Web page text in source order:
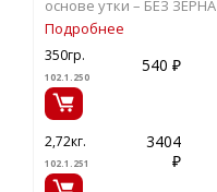
основе утки – БЕЗ ЗЕРНА
Подробнее
350гр.
102.1.250
540 ₽
2,72кг.
102.1.251
3404
₽